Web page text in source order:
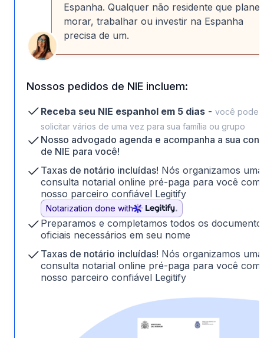
Espanha. Qualquer não residente que
morar, trabalhar ou investir na Espanha
precisa de um.
Nossos pedidos de NIE incluem:
Receba seu NIE espanhol em 5 dias - você pode
solicitar vários de uma vez para sua família ou grupo
Nosso advogado agenda e acompanha a sua
de NIE para você!
Taxas de notário incluídas! Nós organizamos uma
consulta notarial online pré-paga para você com
nosso parceiro confiável Legitify
Notarization done with
Preparamos e completamos todos os
oficiais necessários em seu nome
Taxas de notário incluídas! Nós organizamos uma
consulta notarial online pré-paga para você com
nosso parceiro confiável Legitify